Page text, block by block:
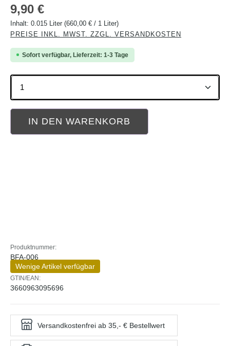
Regulärer Preis:
9,90 €
Inhalt: 0.015 Liter (660,00 € / 1 Liter)
PREISE INKL. MWST. ZZGL. VERSANDKOSTEN
Sofort verfügbar, Lieferzeit: 1-3 Tage
Produkt Anzahl: Gib den gewünschten Wert ein
IN DEN WARENKORB
Produktnummer:
BFA-006
Wenige Artikel verfügbar
GTIN/EAN:
3660963095696
Versandkostenfrei ab 35,- € Bestellwert